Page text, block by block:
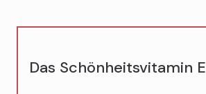
Das Schönheitsvitamin E